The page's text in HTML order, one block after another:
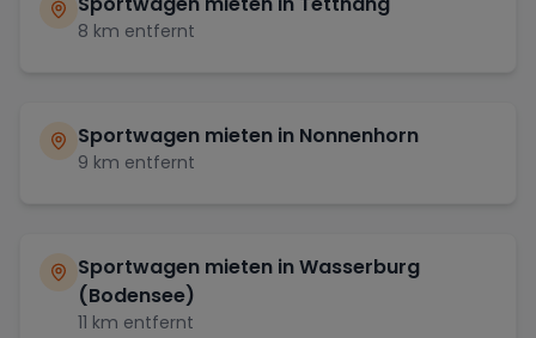
8 km entfernt
Sportwagen mieten in Nonnenhorn
9 km entfernt
Sportwagen mieten inWasserburg
(Bodensee)
11 km entfernt